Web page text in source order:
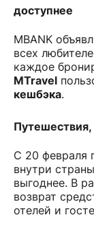
доступнее
MBANK
всех
каждое
MTravel
кешбэка.
С 20 февраля
внутри
выгоднее. В
возврат
отелей и